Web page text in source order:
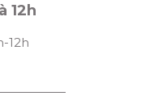
12h
12h